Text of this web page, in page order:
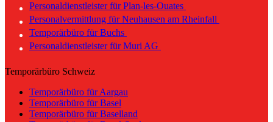
Personaldienstleister für Plan-les-Ouates
Personalvermittlung für Neuhausen am Rheinfall
Temporärbüro für Buchs
Personaldienstleister für Muri AG
Temporärbüro Schweiz
Temporärbüro für Aargau
Temporärbüro für Basel
Temporärbüro für Baselland